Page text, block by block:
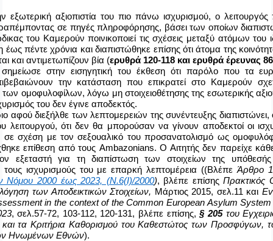
εξωτερική αξιοπιστία του πιο πάνω ισχυρισμού, ο
σε πηγές πληροφόρησης, βάσει των οποίων
του Καμερούν ποινικοποιεί τις σχέσεις μεταξύ ατόμων του
έως πέντε χρόνια και διαπιστώθηκε επίσης ότι άτομα της
και αντιμετωπίζουν βία (ερυθρά 120-118 και ερυθρά έρευνας
σημείωσε στην εισηγητική του έκθεση ότι παρόλο που τα
την κατάσταση που επικρατεί στο Καμερούν
των ομοφυλοφίλων, λόγω μη στοιχειοθέτησης της εσωτερικής
του δεν έγινε αποδεκτός.
αφού διεξήλθε των λεπτομερειών της συνέντευξης
λειτουργού, ότι δεν θα μπορούσαν να γίνουν αποδεκτοί οι
σε σχέση με τον σεξουαλικό του προσανατολισμό ως
επίθεση από τους Ambazonians. Ο Αιτητής δεν παρείχε
εξεταστή για τη διαπίστωση των στοιχείων της
τους ισχυρισμούς του με επαρκή λεπτομέρεια ((Βλέπε Άρθρο
Νόμου 2000 έως 2023, (Ν.6(Ι)/2000), βλέπε επίσηςΠρακτικός
των Αποδεικτικών Στοιχείων, Μάρτιος 2015, σελ.11 και
in the context of the Common European Asylum System
, σελ.57-72, 103-112, 120-131, βλέπε επίσης,§ 205του
και τα Κριτήρια Καθορισμού του Καθεστώτος των Προσφύγων,
Ηνωμένων Εθνών).